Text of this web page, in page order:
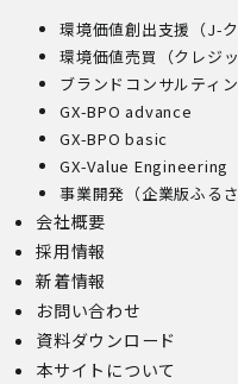
環境価値創出支援（J-
環境価値売買（クレジ
ブランドコンサルティ
GX-BPO advance
GX-BPO basic
GX-Value Engineering
事業開発（企業版ふるさ
会社概要
採用情報
新着情報
お問い合わせ
資料ダウンロード
本サイトについて